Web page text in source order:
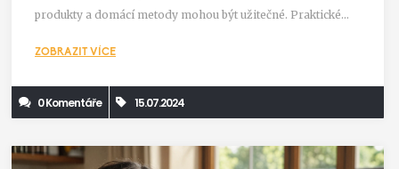
produkty a domácí metody mohou být užitečné. Praktické
pleti.
ZOBRAZIT VÍCE
0 Komentáře 15.07.2024